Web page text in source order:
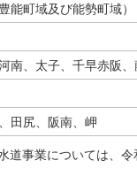
能町域及び能勢町域）
南、太子、千早赤阪
田尻、阪南、岬
道事業については、